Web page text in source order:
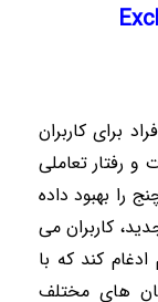
برای کاربران
و رفتار تعاملی
را بهبود داده
کاربران می
کند که با
های مختلف